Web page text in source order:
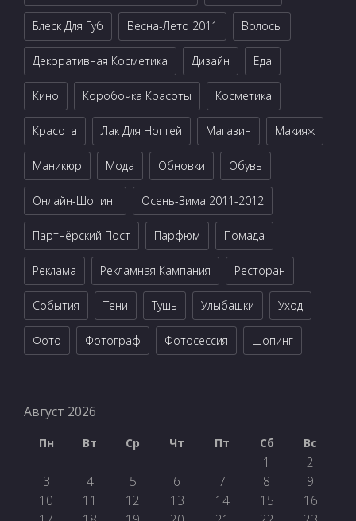
Блеск Для Губ Весна-Лето 2011 Волосы
Декоративная Косметика Дизайн Еда
Кино Коробочка Красоты Косметика
Красота Лак Для Ногтей Магазин Макияж
Маникюр Мода Обновки Обувь
Онлайн-Шопинг Осень-Зима 2011-2012
Партнёрский Пост Парфюм Помада
Реклама Рекламная Кампания Ресторан
События Тени Тушь Улыбашки Уход
Фото Фотограф Фотосессия Шопинг
Август 2026
Пн Вт Ср Чт Пт Сб Вс
1
2
3
4 5 6 7 8
9
10
11 12 13 14 15
16